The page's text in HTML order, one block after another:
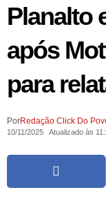
Planalto
após
para
PorRedação Click Do
10/11/2025 Atualizado às